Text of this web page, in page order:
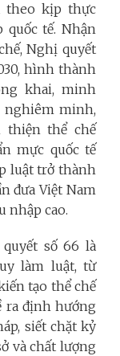
theo kịp thực
quốc tế. Nhận
Nghị quyết
hình thành
khai, minh
nghiêm minh,
thiện thể chế
mực quốc tế
luật trở thành
đưa Việt Nam
nhập cao.
số 66 là
làm luật, từ
tạo thể chế
ra định hướng
siết chặt kỷ
và chất lượng